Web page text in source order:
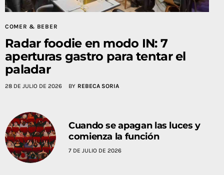
COMER & BEBER
Radar foodie en modo IN: 7
aperturas gastro para tentar el
paladar
28 DE JULIO DE 2026 BY REBECA SORIA
Cuando se apagan las luces y
comienza la función
7 DE JULIO DE 2026